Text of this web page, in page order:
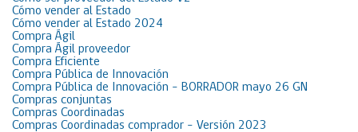
Cómo vender al Estado
Cómo vender al Estado 2024
Compra Ágil
Compra Ágil proveedor
Compra Eficiente
Compra Pública de Innovación
Compra Pública de Innovación – BORRADOR mayo 26 GN
Compras conjuntas
Compras Coordinadas
Compras Coordinadas comprador – Versión 2023